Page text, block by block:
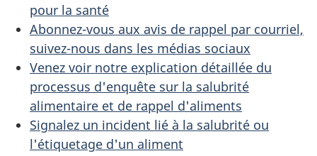
pour la santé
Abonnez-vous aux avis de rappel par courriel,
suivez-nous dans les médias sociaux
Venez voir notre explication détaillée du
processus d'enquête sur la salubrité
alimentaire et de rappel d'aliments
Signalez un incident lié à la salubrité ou
l'étiquetage d'un aliment